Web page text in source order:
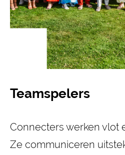
Teamspelers
Connecters werken vlot
Ze communiceren